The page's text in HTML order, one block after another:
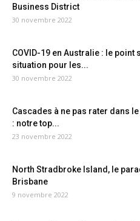
Business District
30 novembre 2022
COVID-19 en Australie : le point
situation pour les...
30 novembre 2022
Cascades à ne pas rater dans
: notre top...
23 novembre 2022
North Stradbroke Island, le
Brisbane
9 novembre 2022